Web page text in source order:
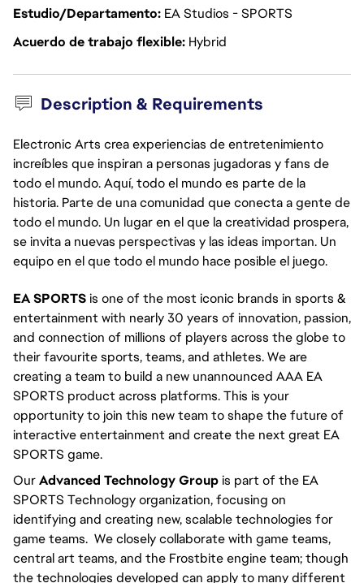
Estudio/Departamento EA Studios - SPORTS
Acuerdo de trabajo flexible Hybrid
Description & Requirements
Electronic Arts crea experiencias de entretenimiento
increíbles que inspiran a personas jugadoras y fans de
todo el mundo. Aquí, todo el mundo es parte de la
historia. Parte de una comunidad que conecta a gente de
todo el mundo. Un lugar en el que la creatividad prospera,
se invita a nuevas perspectivas y las ideas importan. Un
equipo en el que todo el mundo hace posible el juego.
EA SPORTSis one of the most iconic brands in sports &
entertainment with nearly 30 years of innovation, passion,
and connection of millions of players across the globe to
their favourite sports, teams, and athletes. We are
creating a team to build a new unannounced AAA EA
SPORTS product across platforms. This is your
opportunity to join this new team to shape the future of
interactive entertainment and create the next great EA
SPORTS game.
OurAdvanced Technology Groupis part of the EA
SPORTS Technology organization, focusing on
identifying and creating new, scalable technologies for
game teams. We closely collaborate with game teams,
central art teams, and the Frostbite engine team; though
the technologies developed can apply to many different